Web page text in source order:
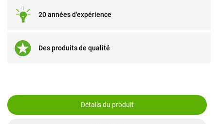
20 années d'expérience
Des produits de qualité
Détails du produit